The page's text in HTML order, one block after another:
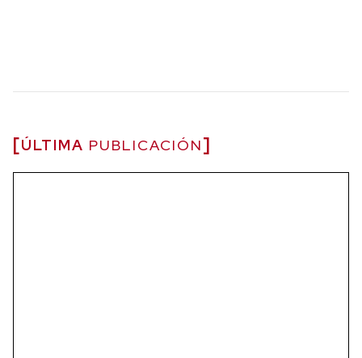
ÚLTIMA PUBLICACIÓN